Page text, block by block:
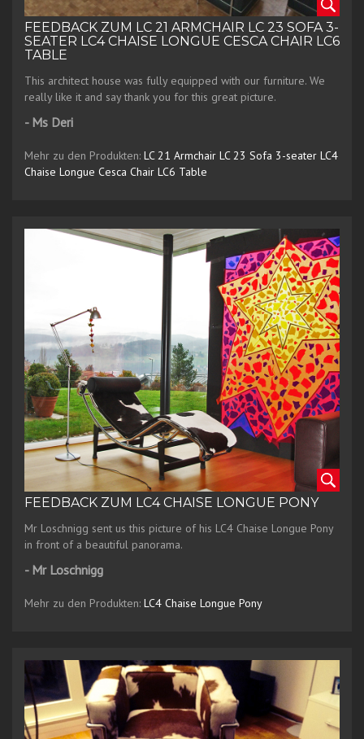
FEEDBACK ZUM LC 21 ARMCHAIR LC 23 SOFA 3-
SEATER LC4 CHAISE LONGUE CESCA CHAIR LC6
TABLE
This architect house was fully equipped with our furniture. We
really like it and say thank you for this great picture.
- Ms Deri
Mehr zu den Produkten: LC 21 Armchair LC 23 Sofa 3-seater LC4
Chaise Longue Cesca Chair LC6 Table
FEEDBACK ZUM LC4 CHAISE LONGUE PONY
Mr Loschnigg sent us this picture of his LC4 Chaise Longue Pony
in front of a beautiful panorama.
- Mr Loschnigg
Mehr zu den Produkten: LC4 Chaise Longue Pony